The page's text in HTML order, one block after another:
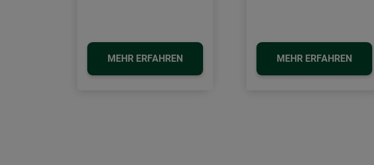
MEHR ERFAHREN MEHR ERFAHREN